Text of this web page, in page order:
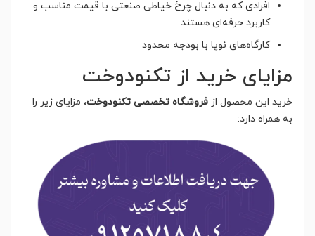
افرادی که به دنبال چرخ خیاطی صنعتی با قیمت مناسب و
کاربرد حرفه‌ای هستند
کارگاه‌های نوپا با بودجه محدود
مزایای خرید از تکنودوخت
خرید این محصول از فروشگاه تخصصی تکنودوخت، مزایای زیر را
به همراه دارد: